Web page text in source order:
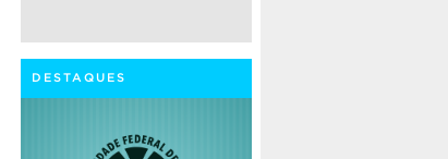
DESTAQUES